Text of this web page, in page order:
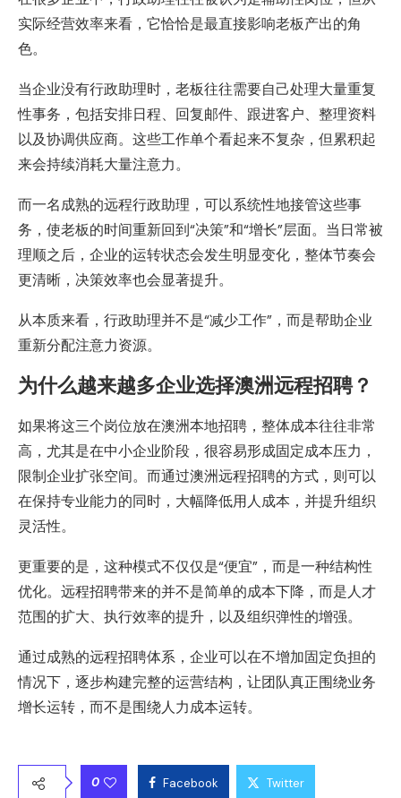
实际经营效率来看，它恰恰是最直接影响老板产出的角
色。
当企业没有行政助理时，老板往往需要自己处理大量重复
性事务，包括安排日程、回复邮件、跟进客户、整理资料
以及协调供应商。这些工作单个看起来不复杂，但累积起
来会持续消耗大量注意力。
而一名成熟的远程行政助理，可以系统性地接管这些事
务，使老板的时间重新回到“决策”和“增长”层面。当日常被
理顺之后，企业的运转状态会发生明显变化，整体节奏会
更清晰，决策效率也会显著提升。
从本质来看，行政助理并不是“减少工作”，而是帮助企业
重新分配注意力资源。
为什么越来越多企业选择澳洲远程招聘？
如果将这三个岗位放在澳洲本地招聘，整体成本往往非常
高，尤其是在中小企业阶段，很容易形成固定成本压力，
限制企业扩张空间。而通过澳洲远程招聘的方式，则可以
在保持专业能力的同时，大幅降低用人成本，并提升组织
灵活性。
更重要的是，这种模式不仅仅是“便宜”，而是一种结构性
优化。远程招聘带来的并不是简单的成本下降，而是人才
范围的扩大、执行效率的提升，以及组织弹性的增强。
通过成熟的远程招聘体系，企业可以在不增加固定负担的
情况下，逐步构建完整的运营结构，让团队真正围绕业务
增长运转，而不是围绕人力成本运转。
0 Facebook Twitter